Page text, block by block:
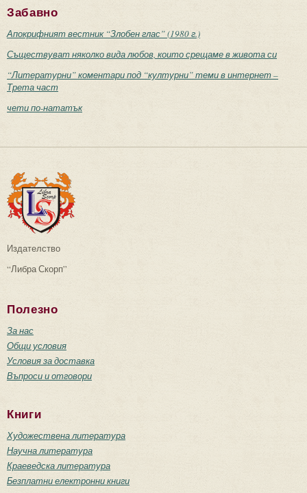
Забавно
Апокрифният вестник “Злобен глас” (1980 г.)
Съществуват няколко вида любов, които срещаме в живота си
“Литературни” коментари под “културни” теми в интернет –
Трета част
чети по-нататък
Издателство
“Либра Скорп”
Полезно
За нас
Общи условия
Условия за доставка
Въпроси и отговори
Книги
Художествена литература
Научна литература
Краеведска литература
Безплатни електронни книги